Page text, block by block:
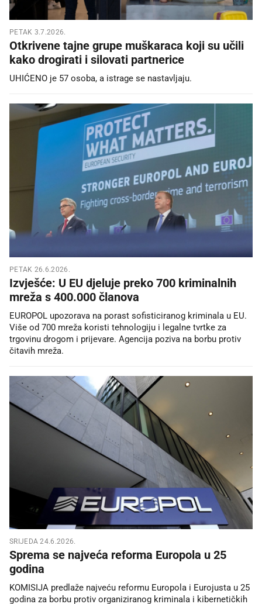
PETAK 3.7.2026.
Otkrivene tajne grupe muškaraca koji su učili
kako drogirati i silovati partnerice
UHIĆENO je 57 osoba, a istrage se nastavljaju.
PETAK 26.6.2026.
Izvješće: U EU djeluje preko 700 kriminalnih
mreža s 400.000 članova
EUROPOL upozorava na porast sofisticiranog kriminala u EU.
Više od 700 mreža koristi tehnologiju i legalne tvrtke za
trgovinu drogom i prijevare. Agencija poziva na borbu protiv
čitavih mreža.
SRIJEDA 24.6.2026.
Sprema se najveća reforma Europola u 25
godina
KOMISIJA predlaže najveću reformu Europola i Eurojusta u 25
godina za borbu protiv organiziranog kriminala i kibernetičkih